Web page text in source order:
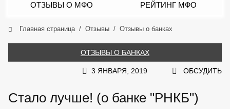
ОТЗЫВЫ О МФО РЕЙТИНГ МФО
Главная страница Отзывы Отзывы о банках
ОТЗЫВЫ О БАНКАХ
3 ЯНВАРЯ, 2019 ОБСУДИТЬ
Стало лучше! (о банке "РНКБ")